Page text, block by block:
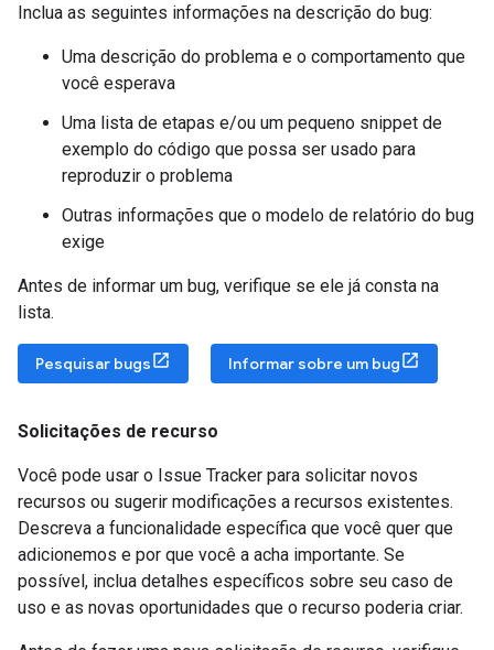
Inclua as seguintes informações na descrição do bug:
Uma descrição do problema e o comportamento que
você esperava
Uma lista de etapas e/ou um pequeno snippet de
exemplo do código que possa ser usado para
reproduzir o problema
Outras informações que o modelo de relatório do bug
exige
Antes de informar um bug, verifique se ele já consta na
lista.
Pesquisar bugs Informar sobre um bug
Solicitações de recurso
Você pode usar o Issue Tracker para solicitar novos
recursos ou sugerir modificações a recursos existentes.
Descreva a funcionalidade específica que você quer que
adicionemos e por que você a acha importante. Se
possível, inclua detalhes específicos sobre seu caso de
uso e as novas oportunidades que o recurso poderia criar.